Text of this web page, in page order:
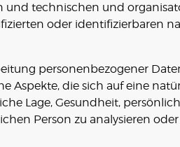
technischen und
oder identifizierbaren
personenbezogener
die sich auf eine
Lage, Gesundheit,
Person zu analysieren